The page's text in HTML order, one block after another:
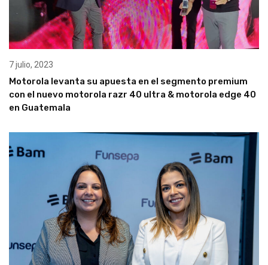
7 julio, 2023
Motorola levanta su apuesta en el segmento premium
con el nuevo motorola razr 40 ultra & motorola edge 40
en Guatemala